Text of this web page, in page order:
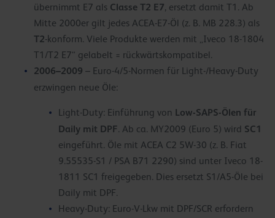
übernimmt E7 als Classe T2 E7, ersetzt damit T1. Ab
Mitte 2000er gilt jedes ACEA-E7-Öl (z. B. MB 228.3) als
T2-konform. Viele Produkte werden mit „Iveco 18-1804
T1/T2 E7“ gelabelt = rückwärtskompatibel.
2006–2009 – Euro-4/5-Normen für Light-/Heavy-Duty
erzwingen neue Öle:
Light-Duty: Einführung von Low-SAPS-Ölen für
Daily mit DPF. Ab ca. MY2009 (Euro 5) wird SC1
eingeführt. Öle mit ACEA C2 5W-30 (z. B. Fiat
9.55535-S1 / PSA B71 2290) sind unter Iveco 18-
1811 SC1 freigegeben. Dies ersetzt S1/A5-Öle bei
Daily mit DPF.
Heavy-Duty: Euro-V-Lkw mit DPF/SCR erfordern